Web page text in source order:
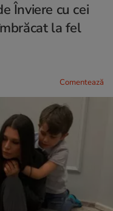
Înviere cu cei
la fel
Comentează